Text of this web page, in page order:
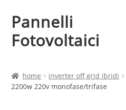
Vai
alla
navigazione
Vai
al
contenuto
Pannelli
Fotovoltaici
Cart
home inverter off grid ibridi
2200w 220v monofase/trifase